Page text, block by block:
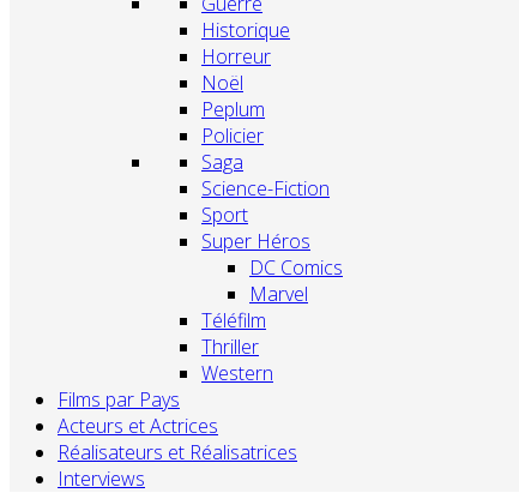
Historique
Horreur
Noël
Peplum
Policier
Saga
Science-Fiction
Sport
Super Héros
DC Comics
Marvel
Téléfilm
Thriller
Western
Films par Pays
Acteurs et Actrices
Réalisateurs et Réalisatrices
Interviews